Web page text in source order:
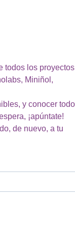
todos los proyectos
Miniñol,
y conocer
¡apúntate!
de nuevo, a tu